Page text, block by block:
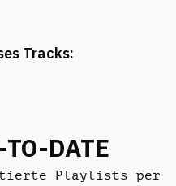
Tracks:
DATE
Playlists per